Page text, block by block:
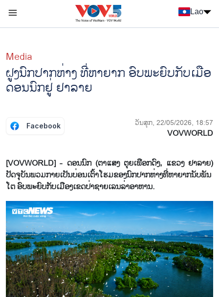
Lao
Media
ຝູງນົກປາກຫ່າງ ທີ່ຫາຍາກ ອົບພະຍົບກັບເມືອ
ດອນນົກຢູ່ ຢາລາຍ
Facebook ວັນສຸກ, 22/05/2026, 18:57
VOVWORLD
[VOVWORLD] - ດອນນົກ (ຕາແສງ ຕຸຍເຟືອກດົງ, ແຂວງ ຢາລາຍ)
ປັດຈຸບັນພວມກາຍເປັນບ່ອນເຕົ້າໂຮມຂອງນົກປາກຫ່າງທີ່ຫາຍາກນັບພັນ
ໂຕ ອົບພະຍົບກັບເມືອງເຂດປ່າຊາຍເລນລ່າອາຫານ.